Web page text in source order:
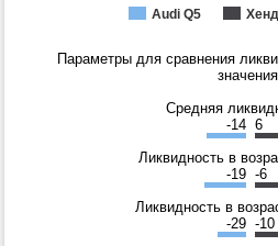
Audi Q5
Параметры для сравнения
Средняя
-14 6
Ликвидность в
-19 -6
Ликвидность в
-29 -10